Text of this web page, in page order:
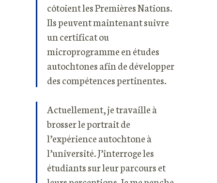
côtoient les Premières Nations.
Ils peuvent maintenant suivre
un certificat ou
microprogramme en études
autochtones afin de développer
des compétences pertinentes.
Actuellement, je travaille à
brosser le portrait de
l’expérience autochtone à
l’université. J’interroge les
étudiants sur leur parcours et